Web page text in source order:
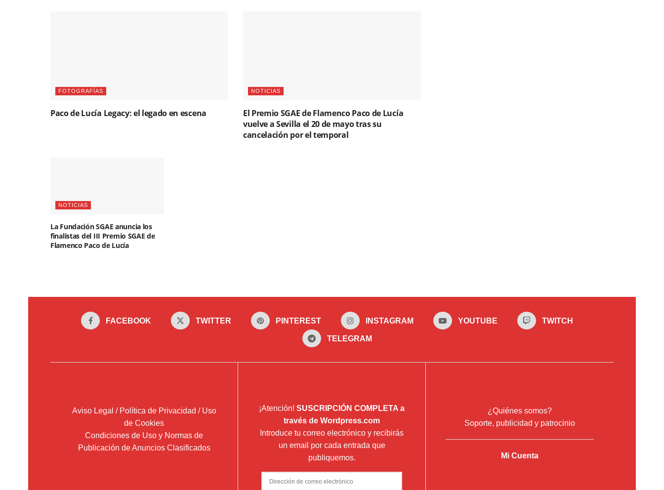
FOTOGRAFÍAS
Paco de Lucía Legacy: el legado en escena
NOTICIAS
El Premio SGAE de Flamenco Paco de Lucía
vuelve a Sevilla el 20 de mayo tras su
cancelación por el temporal
NOTICIAS
La Fundación SGAE anuncia los
finalistas del III Premio SGAE de
Flamenco Paco de Lucía
FACEBOOK TWITTER PINTEREST INSTAGRAM YOUTUBE TWITCH
TELEGRAM
Aviso Legal / Política de Privacidad / Uso
de Cookies
Condiciones de Uso y Normas de
Publicación de Anuncios Clasificados
¡Atención! SUSCRIPCIÓN COMPLETA a
través de Wordpress.com
Introduce tu correo electrónico y recibirás
un email por cada entrada que
publiquemos.
Dirección
¿Quiénes somos?
Soporte, publicidad y patrocinio
Mi Cuenta